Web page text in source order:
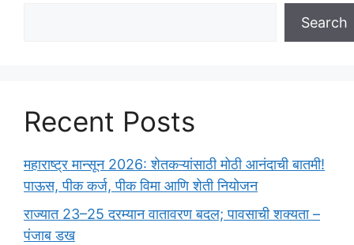
Search
Recent Posts
महाराष्ट्र मान्सून 2026: शेतकऱ्यांसाठी मोठी आनंदाची बातमी!
पाऊस, पीक कर्ज, पीक विमा आणि शेती नियोजन
राज्यात 23–25 दरम्यान वातावरण बदल; पावसाची शक्यता –
पंजाब डख